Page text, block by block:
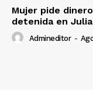
Mujer pide
detenida en
Admineditor -